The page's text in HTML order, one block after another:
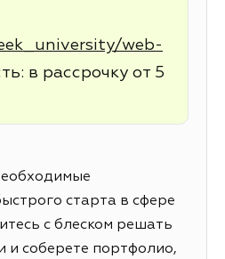
web-
в рассрочку от 5
старта в сфере
с блеском решать
и соберете портфолио,